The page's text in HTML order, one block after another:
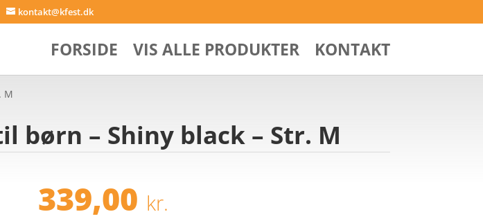
kontakt@kfest.dk
FORSIDE VIS ALLE PRODUKTER KONTAKT
M
børn – Shiny black – Str. M
339,00 kr.